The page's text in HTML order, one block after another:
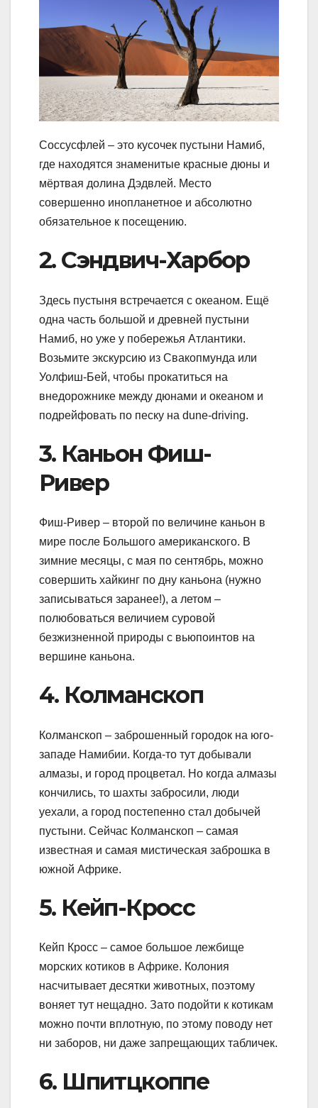
Соссусфлей – это кусочек пустыни Намиб,
где находятся знаменитые красные дюны и
мёртвая долина Дэдвлей. Место
совершенно инопланетное и абсолютно
обязательное к посещению.
2. Сэндвич-Харбор
Здесь пустыня встречается с океаном. Ещё
одна часть большой и древней пустыни
Намиб, но уже у побережья Атлантики.
Возьмите экскурсию из Свакопмунда или
Уолфиш-Бей, чтобы прокатиться на
внедорожнике между дюнами и океаном и
подрейфовать по песку на dune-driving.
3. Каньон Фиш-
Ривер
Фиш-Ривер – второй по величине каньон в
мире после Большого американского. В
зимние месяцы, с мая по сентябрь, можно
совершить хайкинг по дну каньона (нужно
записываться заранее!), а летом –
полюбоваться величием суровой
безжизненной природы с вьюпоинтов на
вершине каньона.
4. Колманскоп
Колманскоп – заброшенный городок на юго-
западе Намибии. Когда-то тут добывали
алмазы, и город процветал. Но когда алмазы
кончились, то шахты забросили, люди
уехали, а город постепенно стал добычей
пустыни. Сейчас Колманскоп – самая
известная и самая мистическая заброшка в
южной Африке.
5. Кейп-Кросс
Кейп Кросс – самое большое лежбище
морских котиков в Африке. Колония
насчитывает десятки животных, поэтому
воняет тут нещадно. Зато подойти к котикам
можно почти вплотную, по этому поводу нет
ни заборов, ни даже запрещающих табличек.
6. Шпитцкоппе